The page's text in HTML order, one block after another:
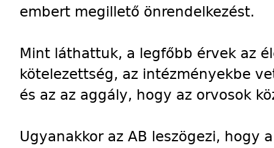
embert megillető önrendelkezést.
Mint láthattuk, a legfőbb érvek az
kötelezettség, az intézményekbe
és az az aggály, hogy az orvosok
Ugyanakkor az AB leszögezi, hogy